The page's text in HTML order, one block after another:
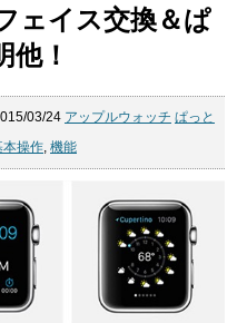
ェイス交換＆ぱ
他！
03/24 アップルウォッチ ぱっと
本操作, 機能